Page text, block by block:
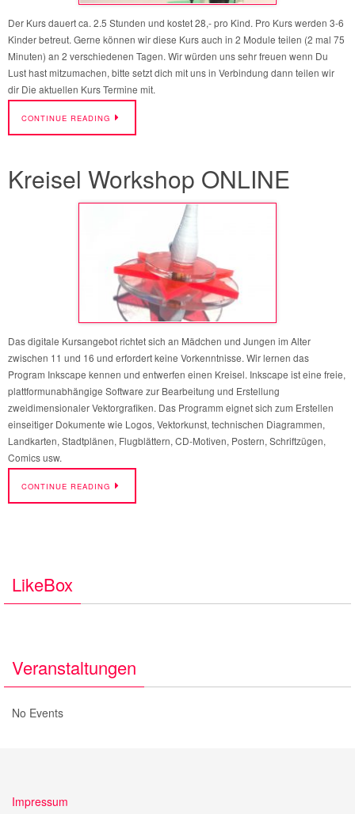
Der Kurs dauert ca. 2.5 Stunden und kostet 28,- pro Kind. Pro Kurs werden 3-6
Kinder betreut. Gerne können wir diese Kurs auch in 2 Module teilen (2 mal 75
Minuten) an 2 verschiedenen Tagen. Wir würden uns sehr freuen wenn Du
Lust hast mitzumachen, bitte setzt dich mit uns in Verbindung dann teilen wir
dir Die aktuellen Kurs Termine mit.
CONTINUE READING
Kreisel Workshop ONLINE
Das digitale Kursangebot richtet sich an Mädchen und Jungen im Alter
zwischen 11 und 16 und erfordert keine Vorkenntnisse. Wir lernen das
Program Inkscape kennen und entwerfen einen Kreisel. Inkscape ist eine freie,
plattformunabhängige Software zur Bearbeitung und Erstellung
zweidimensionaler Vektorgrafiken. Das Programm eignet sich zum Erstellen
einseitiger Dokumente wie Logos, Vektorkunst, technischen Diagrammen,
Landkarten, Stadtplänen, Flugblättern, CD-Motiven, Postern, Schriftzügen,
Comics usw.
CONTINUE READING
LikeBox
Veranstaltungen
No Events
Impressum